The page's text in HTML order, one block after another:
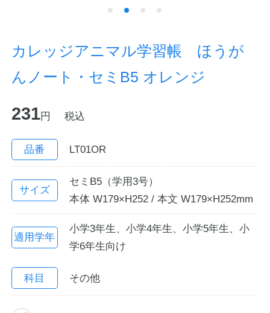
企業情報 SDGsと未来
カタログ
English
カレッジアニマル学習帳 ほうが
んノート・セミB5 オレンジ
231円 税込
品番 LT01OR
サイズ
セミB5（学用3号）
本体 W179×H252 / 本文 W179×H252mm
適用学年
小学3年生、小学4年生、小学5年生、小
学6年生向け
科目 その他